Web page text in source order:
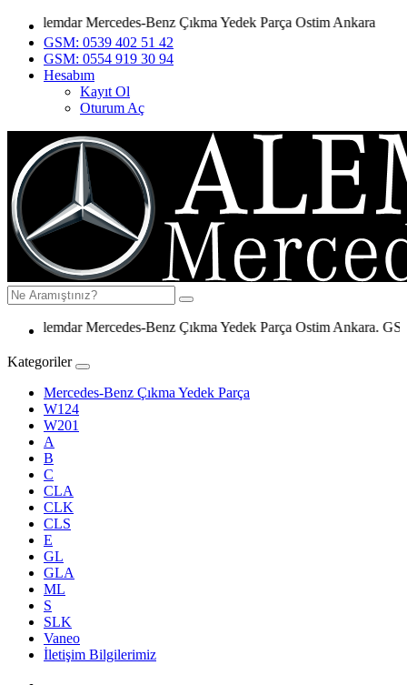
Alemdar Mercedes-Benz Çıkma Yedek Parça Ostim Ankara
GSM: 0539 402 51 42
GSM: 0554 919 30 94
Hesabım
Kayıt Ol
Oturum Aç
Alemdar Mercedes-Benz Çıkma Yedek Parça Ostim Ankara. GSM:
Kategoriler
Mercedes-Benz Çıkma Yedek Parça
W124
W201
A
B
C
CLA
CLK
CLS
E
GL
GLA
ML
S
SLK
Vaneo
İletişim Bilgilerimiz